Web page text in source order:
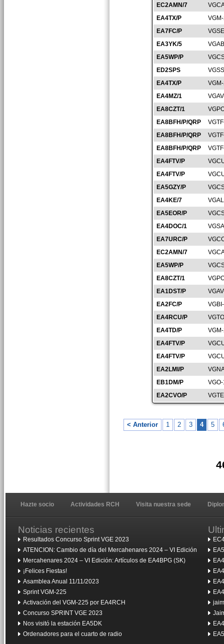
EC2AMN/7
EA4TX/P
EA7FC/P
EA3YK/5
EA5WP/P
ED2SPS
EA4TX/P
EA4MZ/1
EA8CZT/1
EA8BFH/P/QRP
EA8BFH/P/QRP
EA8BFH/P/QRP
EA4FTV/P
EA4FTV/P
EA5GZY/P
EA4KE/7
EA5EOR/P
EA4DOC/1
EA7URC/P
EC2AMN/7
EA5WP/P
EA8CZT/1
EA1DST/P
EA2FC/P
EA4RCU/P
EA4TD/P
EA4FTV/P
EA4FTV/P
EA2LMI/P
EB1DM/P
EA2CVO/P
< Anterior 1 2 3 4 5
Hazte socio Actividades RCH Visita nuestra sede
Noticias recientes
Resultados Concurso Sprint VGE 2023
ATENCION: Cambio de día del Mercahenares 2024 – VI Edición
Mercahenares 2024 – VI Edición: Artículos de EA4BPG (SK)
¡Felices Fiestas!
Asamblea Anual 11/11/2023
Sprint VGM-225
Activación del VGM-225 por EA4RCH
Concurso SPRINT VGE 2023
Nos visitó la estación EA5DK
Ordenadores para el cuarto de radio